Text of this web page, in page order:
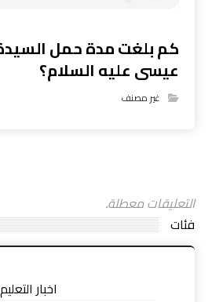
كم بلغت مدة حمل
عيسى عليه السلام؟
غير مصنف
التعليقات معطلة.
فئات
اخبار التعليم